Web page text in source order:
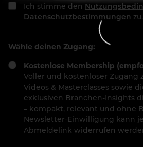
Ich stimme den
Datenschutzbestimmungen zu.
Wähle deinen Zugang:
Kostenlose Membership
Voller und kostenloser Zugang
Videos & Masterclasses sowie
exklusiven Branchen-Insights
– kompakt, relevant und ohne
Newsletter-Einwilligung kann
Abmeldelink widerrufen